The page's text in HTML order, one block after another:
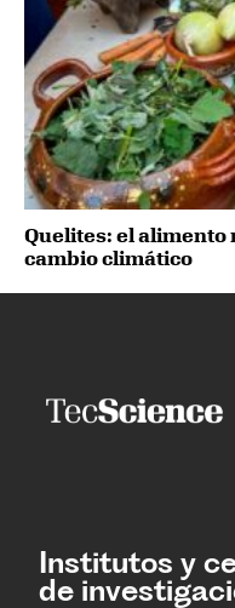
Quelites: el alimento
cambio climático
Institutos y
de